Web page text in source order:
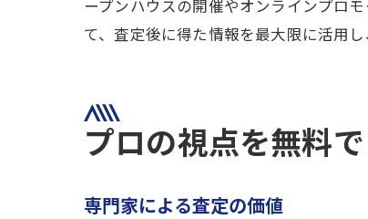
ープンハウスの開催やオンラインプロ
て、査定後に得た情報を最大限に活用
プロの視点を無料
専門家による査定の価値